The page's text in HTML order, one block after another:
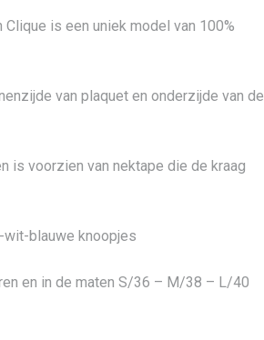
is een uniek model van 100%
van plaquet en onderzijde van de
is voorzien van nektape die de kraag
blauwe knoopjes
en in de maten S/36 – M/38 – L/40